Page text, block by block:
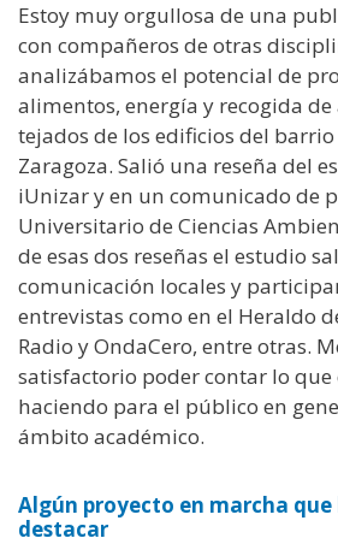
Estoy muy orgullosa de una
con compañeros de otras
analizábamos el potencial de
alimentos, energía y recogida de
tejados de los edificios del
Zaragoza. Salió una reseña del
iUnizar y en un comunicado de
Universitario de Ciencias
de esas dos reseñas el estudio
comunicación locales y
entrevistas como en el Heraldo
Radio y OndaCero, entre otras.
satisfactorio poder contar lo que
haciendo para el público en
ámbito académico.
Algún proyecto en marcha
destacar